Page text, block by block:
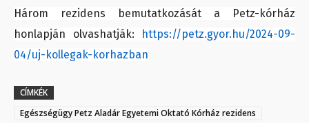
Három rezidens bemutatkozását a Petz-kórház
honlapján olvashatják:
https://petz.gyor.hu/2024-09-
04/uj-kollegak-korhazban
CÍMKÉK
Egészségügy Petz Aladár Egyetemi Oktató Kórház rezidens